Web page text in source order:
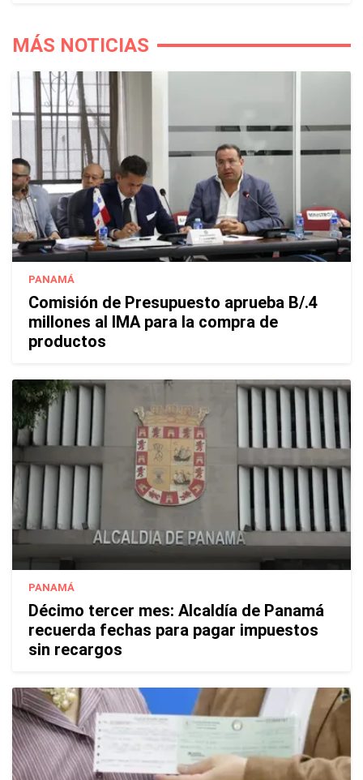
MÁS NOTICIAS
PANAMÁ
Comisión de Presupuesto aprueba B/.4
millones al IMA para la compra de
productos
PANAMÁ
Décimo tercer mes: Alcaldía de Panamá
recuerda fechas para pagar impuestos
sin recargos